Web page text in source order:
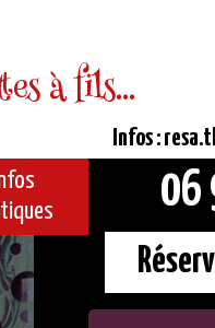
à fils...
Infos :
06